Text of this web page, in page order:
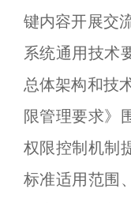
键内容开展交
系统通用技术
总体架构和技
限管理要求》
权限控制机制
标准适用范围